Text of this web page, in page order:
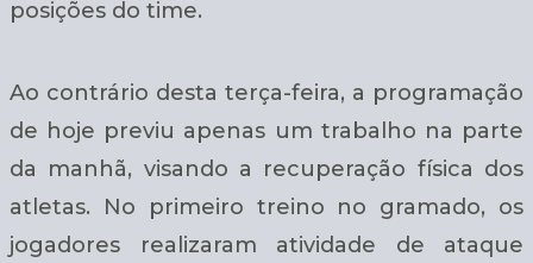
posições do time.
Ao contrário desta terça-feira, a programação
de hoje previu apenas um trabalho na parte
da manhã, visando a recuperação física dos
atletas. No primeiro treino no gramado, os
jogadores realizaram atividade de ataque